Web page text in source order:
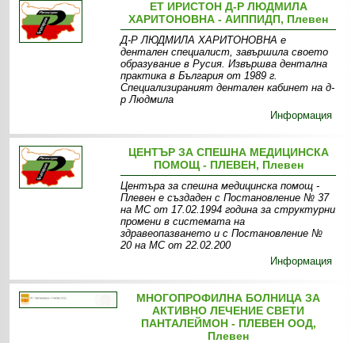
ЕТ ИРИСТОН Д-Р ЛЮДМИЛА
ХАРИТОНОВНА - АИППИДП, Плевен
Д-Р ЛЮДМИЛА ХАРИТОНОВНА e
дентален специалист, завършила своето
образувание в Русия. Извършва дентална
практика в България от 1989 г.
Специализираният дентален кабинет на д-
р Людмила
Информация
ЦЕНТЪР ЗА СПЕШНА МЕДИЦИНСКА
ПОМОЩ - ПЛЕВЕН, Плевен
Центъра за спешна медицинска помощ -
Плевен е създаден с Постановление № 37
на МС от 17.02.1994 година за структурни
промени в системата на
здравеопазването и с Постановление №
20 на МС от 22.02.200
Информация
МНОГОПРОФИЛНА БОЛНИЦА ЗА
АКТИВНО ЛЕЧЕНИЕ СВЕТИ
ПАНТАЛЕЙМОН - ПЛЕВЕН ООД,
Плевен